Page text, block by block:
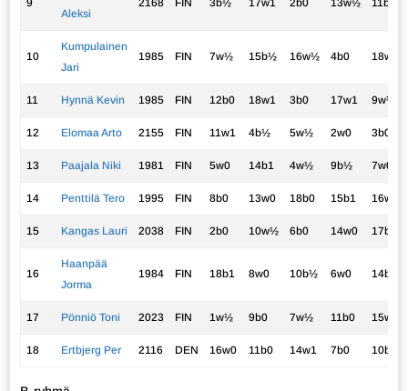
9
Aleksi
2168 FIN 3b½ 17w1 2b0 13w½ 11b½
10
Kumpulainen
Jari
1985 FIN 7w½ 15b½ 16w½ 4b0 18w1
11 Hynnä Kevin 1985 FIN 12b0 18w1 3b0 17w1 9w½
12 Elomaa Arto 2155 FIN 11w1 4b½ 5w½ 2w0 3b0
13 Paajala Niki 1981 FIN 5w0 14b1 4w½ 9b½ 7w0
14 Penttilä Tero 1995 FIN 8b0 13w0 18b0 15b1 16w1
15 Kangas Lauri 2038 FIN 2b0 10w½ 6b0 14w0 17b1
16
Haanpää
Jorma
1984 FIN 18b1 8w0 10b½ 6w0 14b0
17 Pönniö Toni 2023 FIN 1w½ 9b0 7w½ 11b0 15w0
18 Ertbjerg Per 2116 DEN 16w0 11b0 14w1 7b0 10b0